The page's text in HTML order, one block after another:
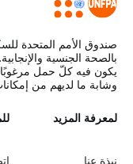
صندوق الأمم المتحدة
بالصحة الجنسية
يكون فيه كلّ حمل
وشابة ما لديهم من
L
لمعرفة المزيد
نبذة عنا